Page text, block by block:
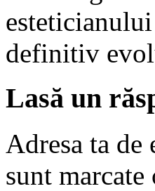
definitiv
Lasă un
Adresa ta
sunt marcate